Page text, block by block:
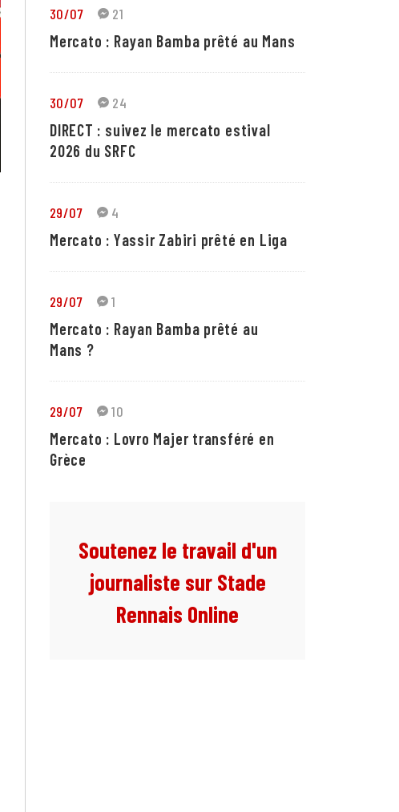
30/07 21
Mercato : Rayan Bamba prêté au Mans
30/07 24
DIRECT : suivez le mercato estival
2026 du SRFC
29/07 4
Mercato : Yassir Zabiri prêté en Liga
29/07 1
Mercato : Rayan Bamba prêté au
Mans ?
29/07 10
Mercato : Lovro Majer transféré en
Grèce
Soutenez le travail d'un
journaliste sur Stade
Rennais Online